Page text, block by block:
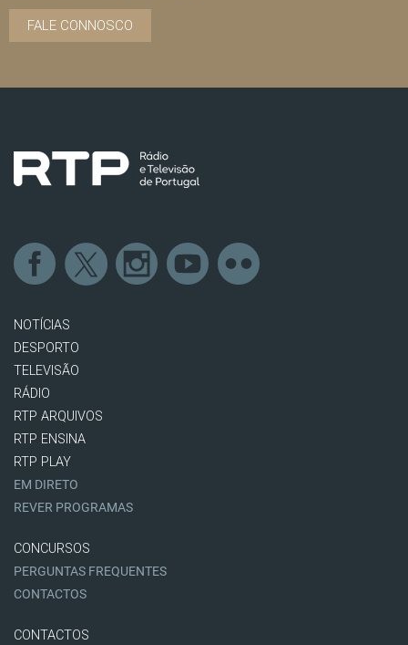
FALE CONNOSCO
NOTÍCIAS
DESPORTO
TELEVISÃO
RÁDIO
RTP ARQUIVOS
RTP ENSINA
RTP PLAY
EM DIRETO
REVER PROGRAMAS
CONCURSOS
PERGUNTAS FREQUENTES
CONTACTOS
CONTACTOS